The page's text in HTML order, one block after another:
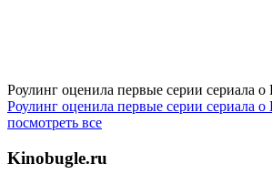
Роулинг оценила первые серии сериала о
Роулинг оценила первые серии сериала о
посмотреть все
Kinobugle.ru